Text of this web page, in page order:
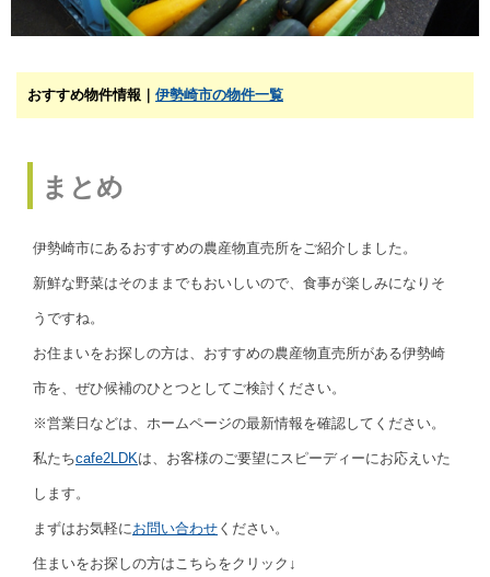
おすすめ物件情報｜ 伊勢崎市の物件一覧
まとめ
伊勢崎市にあるおすすめの農産物直売所をご紹介しました。
新鮮な野菜はそのままでもおいしいので、食事が楽しみになりそ
うですね。
お住まいをお探しの方は、おすすめの農産物直売所がある伊勢崎
市を、ぜひ候補のひとつとしてご検討ください。
※営業日などは、ホームページの最新情報を確認してください。
私たちcafe2LDKは、お客様のご要望にスピーディーにお応えいた
します。
まずはお気軽に お問い合わせ ください。
住まいをお探しの方はこちらをクリック↓